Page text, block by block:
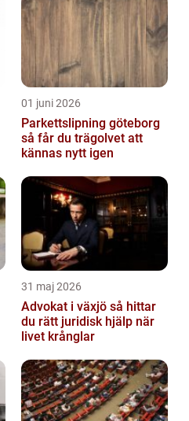
01 juni 2026
Parkettslipning göteborg
så får du trägolvet att
kännas nytt igen
31 maj 2026
Advokat i växjö så hittar
du rätt juridisk hjälp när
livet krånglar